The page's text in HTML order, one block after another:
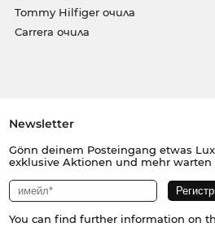
Tommy Hilfiger очила
Carrera очила
Newsletter
Gönn deinem Posteingang etwas
exklusive Aktionen und mehr warten
You can find further information on